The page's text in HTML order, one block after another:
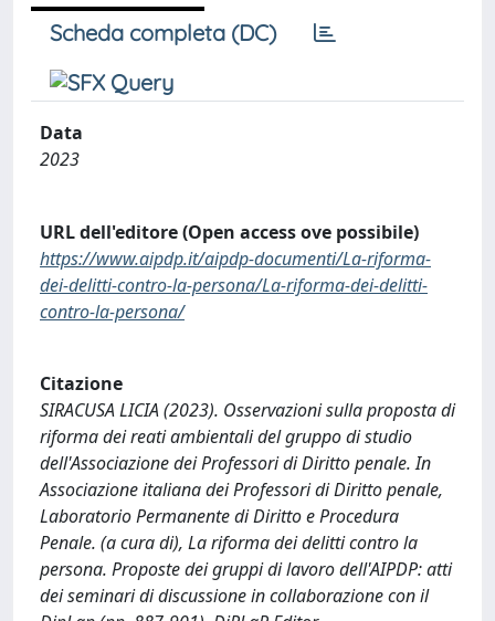
Scheda completa (DC)
Data
2023
URL dell'editore (Open access ove possibile)
https://www.aipdp.it/aipdp-documenti/La-riforma-
dei-delitti-contro-la-persona/La-riforma-dei-delitti-
contro-la-persona/
Citazione
SIRACUSA LICIA (2023). Osservazioni sulla proposta di
riforma dei reati ambientali del gruppo di studio
dell'Associazione dei Professori di Diritto penale. In
Associazione italiana dei Professori di Diritto penale,
Laboratorio Permanente di Diritto e Procedura
Penale. (a cura di), La riforma dei delitti contro la
persona. Proposte dei gruppi di lavoro dell'AIPDP: atti
dei seminari di discussione in collaborazione con il